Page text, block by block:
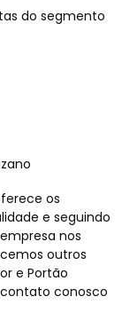
do segmento
os
e seguindo
nos
outros
e Portão
conosco